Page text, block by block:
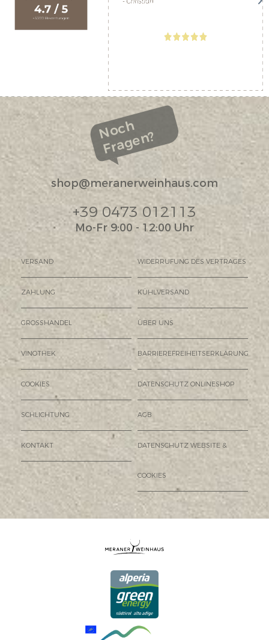
Noch
Fragen?
shop@meranerweinhaus.com
+39 0473 012113
Mo-Fr 9:00 - 12:00 Uhr
VERSAND WIDERRUFUNG DES VERTRAGES
ZAHLUNG KÜHLVERSAND
GROSSHANDEL ÜBER UNS
VINOTHEK BARRIEREFREIHEITSERKLÄRUNG
COOKIES DATENSCHUTZ ONLINESHOP
SCHLICHTUNG AGB
KONTAKT DATENSCHUTZ WEBSITE &
COOKIES